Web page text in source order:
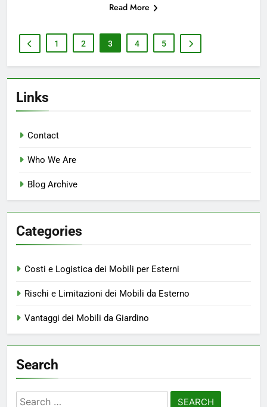
Read More
1 2 3 4 5
Links
Contact
Who We Are
Blog Archive
Categories
Costi e Logistica dei Mobili per Esterni
Rischi e Limitazioni dei Mobili da Esterno
Vantaggi dei Mobili da Giardino
Search
Search